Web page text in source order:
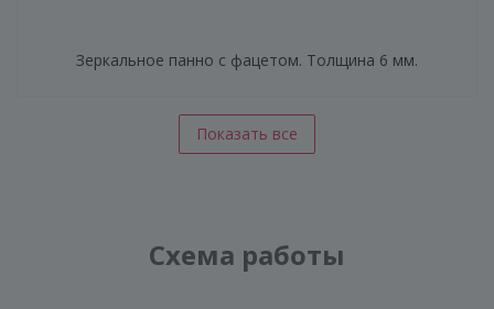
Зеркальное панно с фацетом. Толщина 6 мм.
Показать все
Схема работы